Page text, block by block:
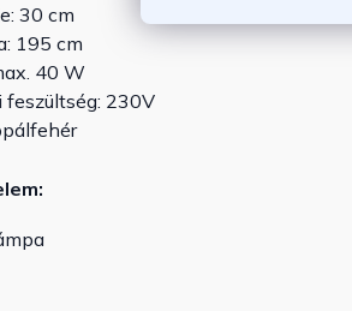
30 cm
195 cm
40 W
feszültség: 230V